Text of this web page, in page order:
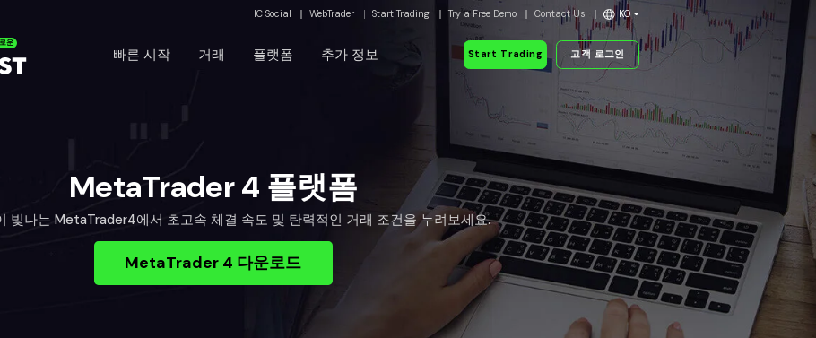
IC Social WebTrader Start Trading Try a Free Demo Contact Us KO
운
빠른 시작 거래 플랫폼 추가 정보 Start Trading 고객 로그인
MetaTrader 4 플랫폼
빛나는 MetaTrader4에서 초고속 체결 속도 및 탄력적인 거래 조건을 누려보세요.
MetaTrader 4 다운로드